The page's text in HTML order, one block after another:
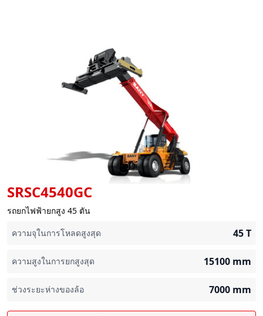
SRSC4540GC
รถยกไฟฟ้ายกสูง 45 ตัน
ความจุในการโหลดสูงสุด
45T
ความสูงในการยกสูงสุด 15100 mm
ช่วงระยะห่างของล้อ 7000 mm